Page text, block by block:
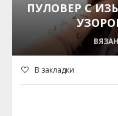
ПУЛОВЕР С
В закладки